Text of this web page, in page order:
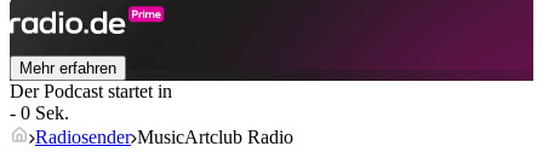
Mehr erfahren
Der Podcast startet in
- 0 Sek.
Radiosender MusicArtclub Radio